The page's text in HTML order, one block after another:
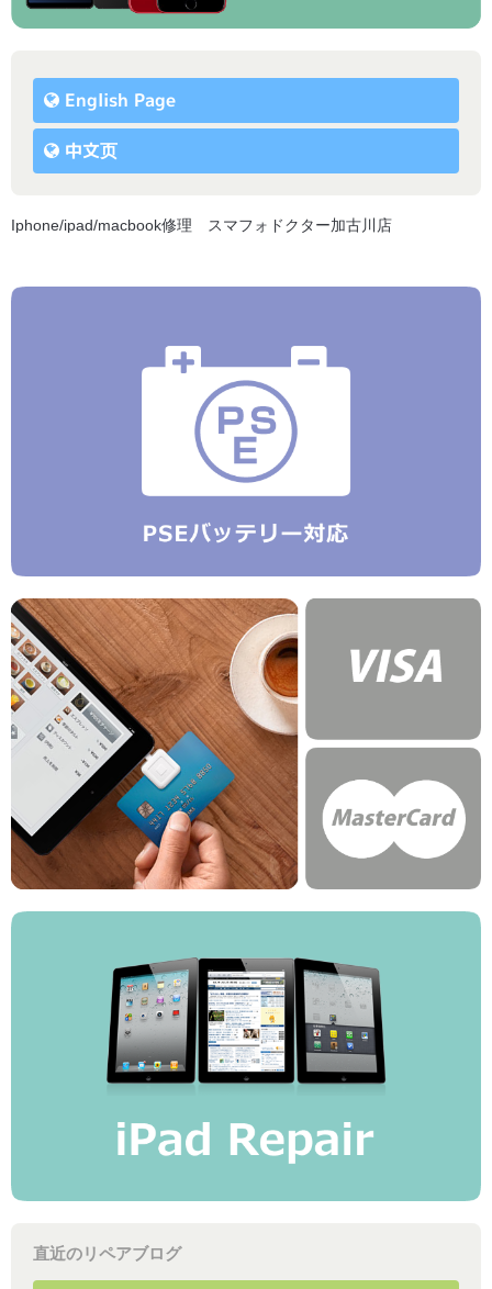
English Page
中文页
Iphone/ipad/macbook修理 スマフォドクター加古川店
直近のリペアブログ